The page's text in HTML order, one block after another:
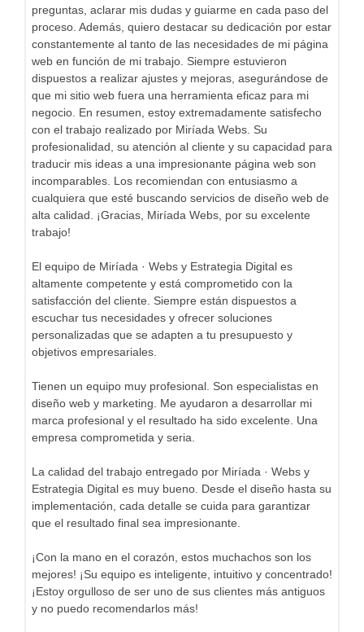
preguntas, aclarar mis dudas y guiarme en cada paso del
proceso. Además, quiero destacar su dedicación por estar
constantemente al tanto de las necesidades de mi página
web en función de mi trabajo. Siempre estuvieron
dispuestos a realizar ajustes y mejoras, asegurándose de
que mi sitio web fuera una herramienta eficaz para mi
negocio. En resumen, estoy extremadamente satisfecho
con el trabajo realizado por Miríada Webs. Su
profesionalidad, su atención al cliente y su capacidad para
traducir mis ideas a una impresionante página web son
incomparables. Los recomiendan con entusiasmo a
cualquiera que esté buscando servicios de diseño web de
alta calidad. ¡Gracias, Miríada Webs, por su excelente
trabajo!
El equipo de Miríada · Webs y Estrategia Digital es
altamente competente y está comprometido con la
satisfacción del cliente. Siempre están dispuestos a
escuchar tus necesidades y ofrecer soluciones
personalizadas que se adapten a tu presupuesto y
objetivos empresariales.
Tienen un equipo muy profesional. Son especialistas en
diseño web y marketing. Me ayudaron a desarrollar mi
marca profesional y el resultado ha sido excelente. Una
empresa comprometida y seria.
La calidad del trabajo entregado por Miríada · Webs y
Estrategia Digital es muy bueno. Desde el diseño hasta su
implementación, cada detalle se cuida para garantizar
que el resultado final sea impresionante.
¡Con la mano en el corazón, estos muchachos son los
mejores! ¡Su equipo es inteligente, intuitivo y concentrado!
¡Estoy orgulloso de ser uno de sus clientes más antiguos
y no puedo recomendarlos más!